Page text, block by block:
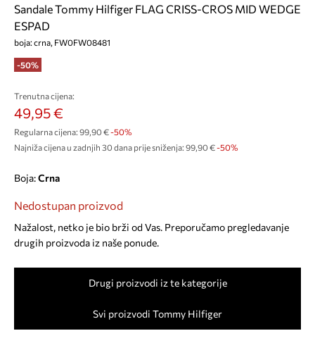
Sandale Tommy Hilfiger FLAG CRISS-CROS MID WEDGE
ESPAD
boja: crna, FW0FW08481
-50%
Trenutna cijena:
49,95 €
Regularna cijena: 99,90 €-50%
Najniža cijena u zadnjih 30 dana prije sniženja: 99,90 € -50%
Boja: crna
Nedostupan proizvod
Nažalost, netko je bio brži od Vas. Preporučamo pregledavanje
drugih proizvoda iz naše ponude.
Drugi proizvodi iz te kategorije
Svi proizvodi Tommy Hilfiger